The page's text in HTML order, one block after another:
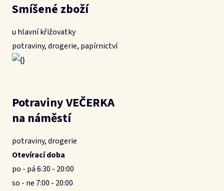
Smíšené zboží
u hlavní křižovatky
potraviny, drogerie, papírnictví
Potraviny VEČERKA
na náměstí
potraviny, drogerie
Otevírací doba
po - pá 6:30 - 20:00
so - ne 7:00 - 20:00